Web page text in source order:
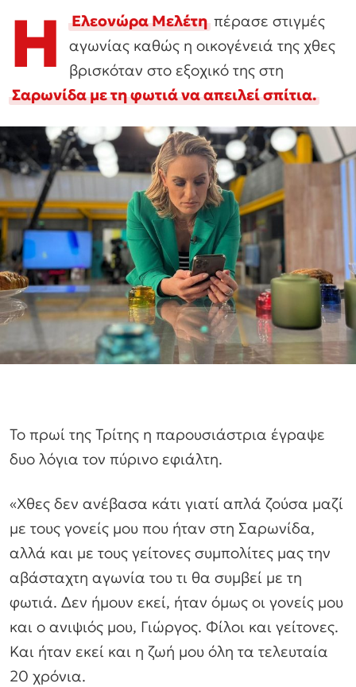
Η Ελεονώρα Μελέτηπέρασε στιγμές
αγωνίας καθώς η οικογένειά της χθες
βρισκόταν στο εξοχικό της στη
Σαρωνίδα με τη φωτιά να απειλεί σπίτια.
Το πρωί της Τρίτης η παρουσιάστρια έγραψε
δυο λόγια τον πύρινο εφιάλτη.
«Χθες δεν ανέβασα κάτι γιατί απλά ζούσα μαζί
με τους γονείς μου που ήταν στη Σαρωνίδα,
αλλά και με τους γείτονες συμπολίτες μας την
αβάσταχτη αγωνία του τι θα συμβεί με τη
φωτιά. Δεν ήμουν εκεί, ήταν όμως οι γονείς μου
και ο ανιψιός μου, Γιώργος. Φίλοι και γείτονες.
Και ήταν εκεί και η ζωή μου όλη τα τελευταία
20 χρόνια.